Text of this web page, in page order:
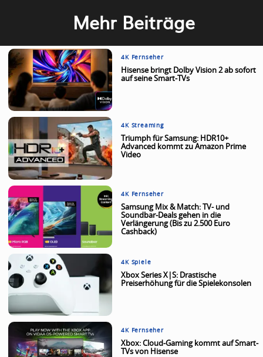
Mehr Beiträge
4K Fernseher
Hisense bringt Dolby Vision 2 ab sofort
auf seine Smart-TVs
4K Streaming
Triumph für Samsung: HDR10+
Advanced kommt zu Amazon Prime
Video
4K Fernseher
Samsung Mix & Match: TV- und
Soundbar-Deals gehen in die
Verlängerung (Bis zu 2.500 Euro
Cashback)
4K Spiele
Xbox Series X|S: Drastische
Preiserhöhung für die Spielekonsolen
4K Fernseher
Xbox: Cloud-Gaming kommt auf Smart-
TVs von Hisense